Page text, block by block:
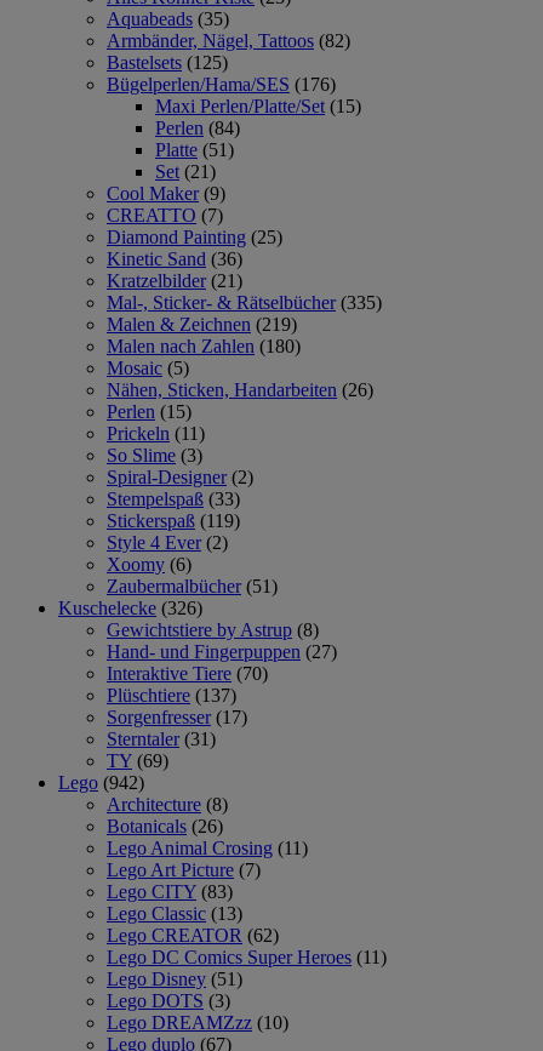
Aquabeads (35)
Armbänder, Nägel, Tattoos (82)
Bastelsets (125)
Bügelperlen/Hama/SES (176)
Maxi Perlen/Platte/Set (15)
Perlen (84)
Platte (51)
Set (21)
Cool Maker (9)
CREATTO (7)
Diamond Painting (25)
Kinetic Sand (36)
Kratzelbilder (21)
Mal-, Sticker- & Rätselbücher (335)
Malen & Zeichnen (219)
Malen nach Zahlen (180)
Mosaic (5)
Nähen, Sticken, Handarbeiten (26)
Perlen (15)
Prickeln (11)
So Slime (3)
Spiral-Designer (2)
Stempelspaß (33)
Stickerspaß (119)
Style 4 Ever (2)
Xoomy (6)
Zaubermalbücher (51)
Kuschelecke (326)
Gewichtstiere by Astrup (8)
Hand- und Fingerpuppen (27)
Interaktive Tiere (70)
Plüschtiere (137)
Sorgenfresser (17)
Sterntaler (31)
TY (69)
Lego (942)
Architecture (8)
Botanicals (26)
Lego Animal Crosing (11)
Lego Art Picture (7)
Lego CITY (83)
Lego Classic (13)
Lego CREATOR (62)
Lego DC Comics Super Heroes (11)
Lego Disney (51)
Lego DOTS (3)
Lego DREAMZzz (10)
Lego duplo (67)